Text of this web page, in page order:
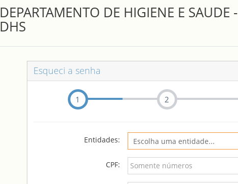
DEPARTAMENTO DE HIGIENE E SAUDE -
DHS
Esqueci a senha
1 2
Entidades:
CPF: